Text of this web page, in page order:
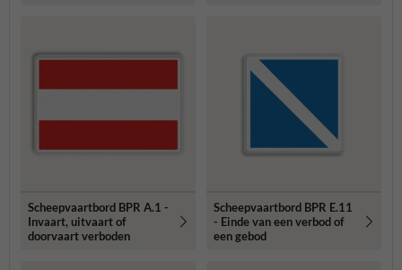
Scheepvaartbord BPR A.1 -
Invaart, uitvaart of
doorvaart verboden
Scheepvaartbord BPR E.11
- Einde van een verbod of
een gebod